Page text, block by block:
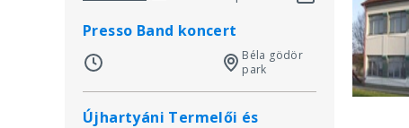
Presso Band koncert
Béla gödör
park
Újhartyáni Termelői és